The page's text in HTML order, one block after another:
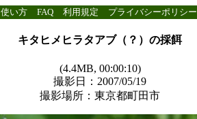
使い方 FAQ 利用規定 プライバシーポリシー
キタヒメヒラタアブ（？）の採餌
(4.4MB, 00:00:10)
撮影日：2007/05/19
撮影場所：東京都町田市